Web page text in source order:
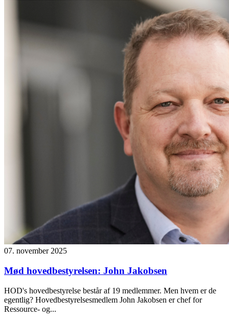
07. november 2025
Mød hovedbestyrelsen: John Jakobsen
HOD's hovedbestyrelse består af 19 medlemmer. Men hvem er de
egentlig? Hovedbestyrelsesmedlem John Jakobsen er chef for
Ressource- og...